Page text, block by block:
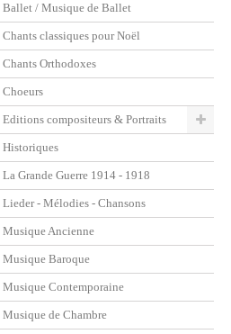
Ballet / Musique de Ballet
Chants classiques pour Noël
Chants Orthodoxes
Choeurs
Editions compositeurs & Portraits
Historiques
La Grande Guerre 1914 - 1918
Lieder - Mélodies - Chansons
Musique Ancienne
Musique Baroque
Musique Contemporaine
Musique de Chambre